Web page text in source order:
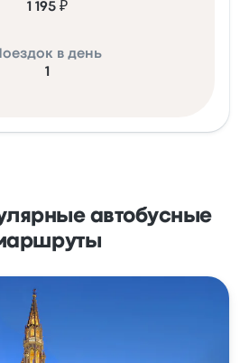
1 195 ₽
в день
1
автобусные